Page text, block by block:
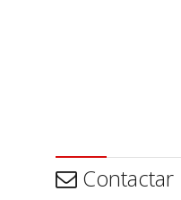
Contactar